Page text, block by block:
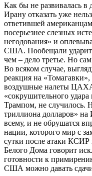
Как бы не развивалась
Ирану отказать уже
ответившей
посерьезнее слезных
негодования» и
США. Пообещали
чем – дело третье. Но
Во всяком случае,
реакция на
воздушные налеты
«сокрушительного
Трампом, не случилось.
триллиона долларов»
всему, и не обрушатся
нации, которого мир с
сутки после атаки
Белого Дома говорит
готовности к
США можно давать